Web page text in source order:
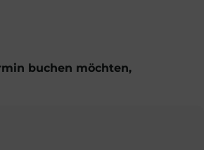
buchen möchten,